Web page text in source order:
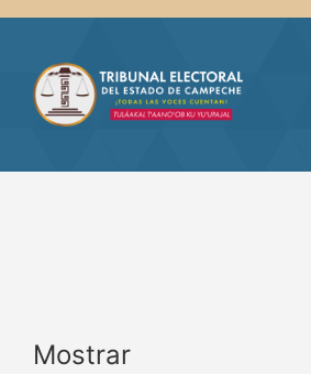
Skip to main content
Mostrar